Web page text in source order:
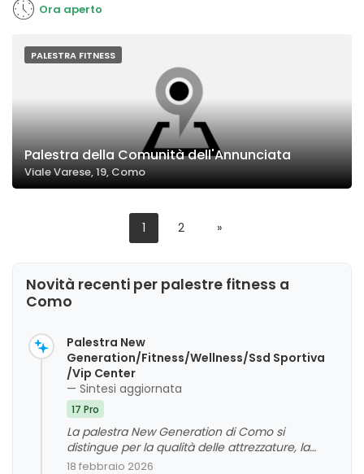
Ora aperto
PALESTRA FITNESS
Palestra della Comunità dell'Annunciata
Viale Varese, 19, Como
1 2 »
Novità recenti per palestre fitness a
Como
Palestra New
Generation/Fitness/Wellness/Ssd Sportiva
/Vip Center
— Sintesi aggiornata
17 Pro
La palestra New Generation di Como si
distingue per la qualità delle attrezzature, la
competenza e la cortesia dello staff, e un
18 febbraio 2026